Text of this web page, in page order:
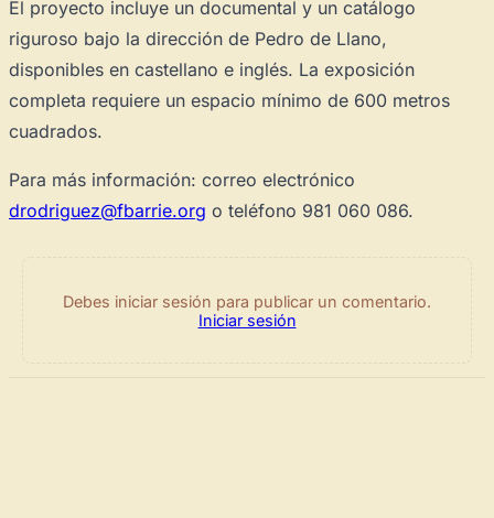
El proyecto incluye un documental y un catálogo
riguroso bajo la dirección de Pedro de Llano,
disponibles en castellano e inglés. La exposición
completa requiere un espacio mínimo de 600 metros
cuadrados.
Para más información: correo electrónico
drodriguez@fbarrie.org o teléfono 981 060 086.
Debes iniciar sesión para publicar un comentario.
Iniciar sesión